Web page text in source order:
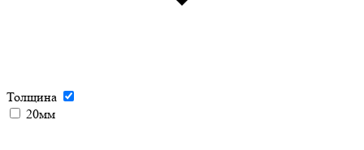
Толщина
20мм